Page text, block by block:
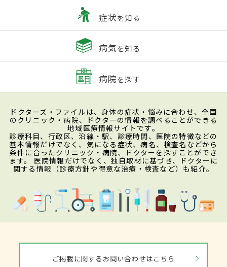
症状を知る
病気を知る
病院を探す
ドクターズ・ファイルは、身体の症状・悩みに合わせ、全国
のクリニック・病院、ドクターの情報を調べることができる
地域医療情報サイトです。
診療科目、行政区、沿線・駅、診療時間、医院の特徴などの
基本情報だけでなく、気になる症状、病名、検査名などから
条件に合ったクリニック・病院、ドクターを探すことができ
ます。 医院情報だけでなく、独自取材に基づき、ドクターに
関する情報（診療方針や得意な治療・検査など）も紹介。
ご掲載に関するお問い合わせはこちら